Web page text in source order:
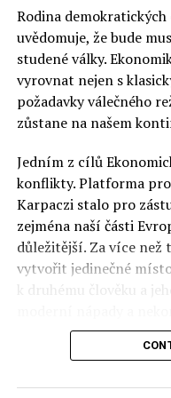
prostřednictvím
registrovaných jako
firem, jimž je podle
operovat bez placení
nebo bez toho, aby
strukturu.
ODF se mezi polskými
proslavila během
Majdanu, když
protestující v Kyjevě.
Po zvolení polské
(PiS) v roce 2015 se
reformě. Později se
finančním operacím,
Rodina
uvědomuje, že bude
studené války.
vyrovnat nejen s
požadavky válečného
zůstane na našem
Jedním z cílů
konflikty. Platforma
Karpaczi stalo pro
zejména naší části
důležitější. Za více
vytvořit jedinečné
k druhému člověku a
Polsko musí mít
politický tým. Pouze to